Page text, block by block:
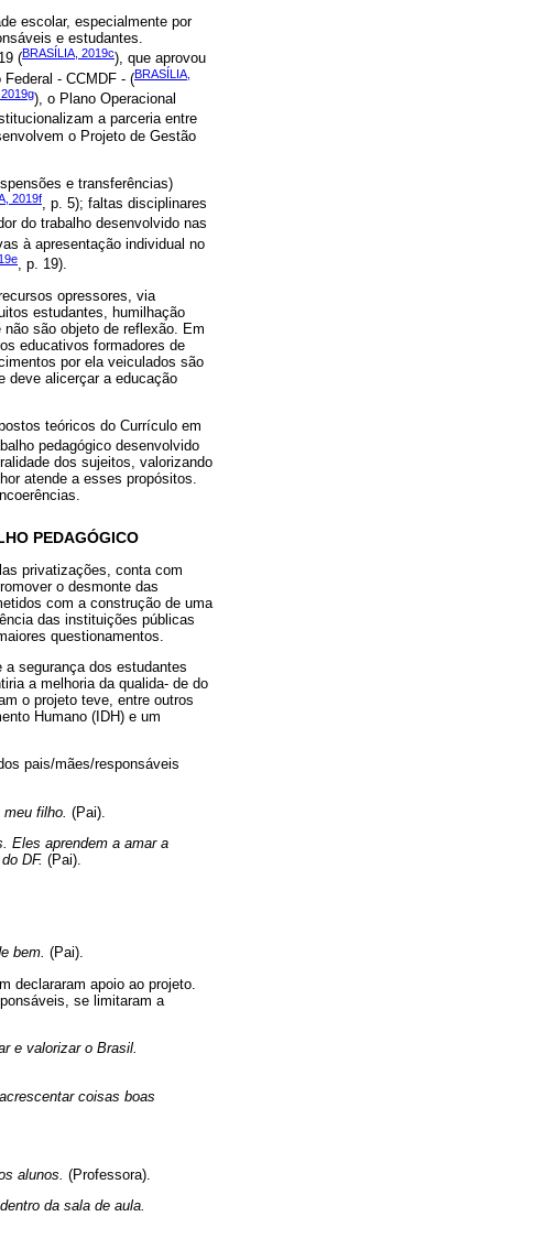
escolar, especialmente por
e estudantes.
(BRASÍLIA, 2019c), que aprovou
- CCMDF - (BRASÍLIA,
), o Plano Operacional
a parceria entre
o Projeto de Gestão
e transferências)
2019f, p. 5); faltas disciplinares
do trabalho desenvolvido nas
à apresentação individual no
, p. 19).
opressores, via
estudantes, humilhação
são objeto de reflexão. Em
educativos formadores de
por ela veiculados são
deve alicerçar a educação
teóricos do Currículo em
pedagógico desenvolvido
dos sujeitos, valorizando
atende a esses propósitos.
PEDAGÓGICO
privatizações, conta com
o desmonte das
com a construção de uma
das instituições públicas
questionamentos.
segurança dos estudantes
a melhoria da qualida- de do
o projeto teve, entre outros
Humano (IDH) e um
pais/mães/responsáveis
filho. (Pai).
Eles aprendem a amar a
DF. (Pai).
bem. (Pai).
declararam apoio ao projeto.
se limitaram a
e valorizar o Brasil.
coisas boas
alunos. (Professora).
da sala de aula.